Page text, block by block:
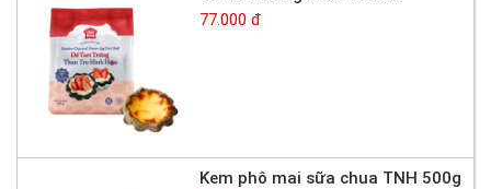
77.000 đ
Kem phô mai sữa chua TNH 500g